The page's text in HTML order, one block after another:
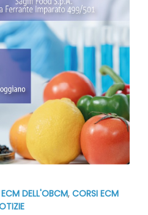
DELL'OBCM, CORSI ECM